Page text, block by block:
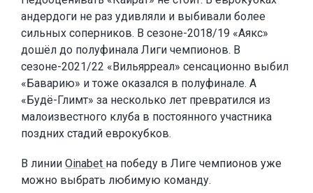
андердоги не раз удивляли и выбивали более
сильных соперников. В сезоне-2018/19 «Аякс»
дошёл до полуфинала Лиги чемпионов. В
сезоне-2021/22 «Вильярреал» сенсационно выбил
«Баварию» и тоже оказался в полуфинале. А
«Будё-Глимт» за несколько лет превратился из
малоизвестного клуба в постоянного участника
поздних стадий еврокубков.
В линии Oinabet на победу в Лиге чемпионов уже
можно выбрать любимую команду.